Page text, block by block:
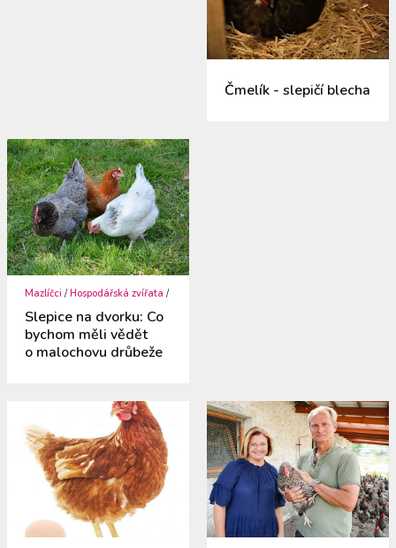
Čmelík - slepičí blecha
Mazlíčci / Hospodářská zvířata /
Slepice na dvorku: Co
bychom měli vědět
o malochovu drůbeže